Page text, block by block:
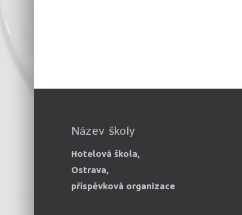
Název školy
Hotelová škola,
Ostrava,
příspěvková organizace